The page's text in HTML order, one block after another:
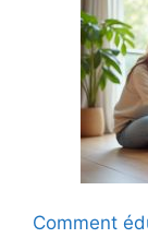
Comment